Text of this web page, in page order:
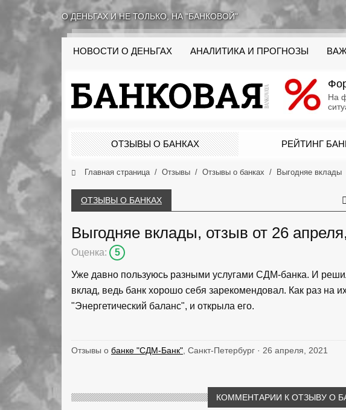
О ДЕНЬГАХ И НЕ ТОЛЬКО, НА "БАНКОВОЙ"
НОВОСТИ О ДЕНЬГАХ АНАЛИТИКА И ПРОГНОЗЫ
На
ОТЗЫВЫ О БАНКАХ РЕЙТИНГ
Главная страница Отзывы Отзывы о банках Выгодняе вклады
ОТЗЫВЫ О БАНКАХ
Выгодняе вклады, отзыв от 26
Оценка: 5
Уже давно пользуюсь разными услугами СДМ-банка. И
вклад, ведь банк хорошо себя зарекомендовал. Как раз на
"Энергетический баланс", и открыла его.
Отзывы о банке "СДМ-Банк" , Санкт-Петербург · 26 апреля, 2021
КОММЕНТАРИИ К ОТЗЫВУ О